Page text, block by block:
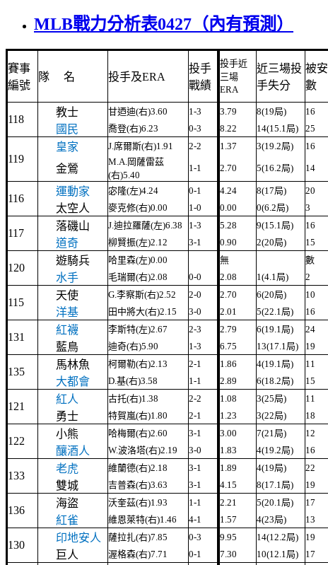
MLB戰力分析表0427（內有預測）
賽事
編號
隊 名 投手及ERA
投手
戰績
投手近
三場
ERA
近三場投
手失分
被安
數
118
教士 甘迺迪(右)3.60 1-3 3.79 8(19局) 16
國民 喬登(右)6.23 0-3 8.22 14(15.1局) 25
119
皇家 J.席爾斯(右)1.91 2-2 1.37 3(19.2局) 16
金鶯
M.A.岡薩雷茲
(右)5.40
1-1 2.70 5(16.2局) 14
116
運動家 宓隆(左)4.24 0-1 4.24 8(17局) 20
太空人 麥克修(右)0.00 1-0 0.00 0(6.2局) 3
117
落磯山 J.迪拉羅薩(左)6.38 1-3 5.28 9(15.1局) 16
道奇 柳賢振(左)2.12 3-1 0.90 2(20局) 15
120
遊騎兵 哈里森(左)0.00 無 數
水手 毛瑞爾(右)2.08 0-0 2.08 1(4.1局) 2
115
天使 G.李察斯(右)2.52 2-0 2.70 6(20局) 10
洋基 田中將大(右)2.15 3-0 2.01 5(22.1局) 16
131
紅襪 李斯特(左)2.67 2-3 2.79 6(19.1局) 24
藍鳥 迪奇(右)5.90 1-3 6.75 13(17.1局) 19
135
馬林魚 柯爾勒(右)2.13 2-1 1.86 4(19.1局) 11
大都會 D.基(右)3.58 1-1 2.89 6(18.2局) 15
121
紅人 古托(右)1.38 2-2 1.08 3(25局) 11
勇士 特賀嵐(右)1.80 2-1 1.23 3(22局) 18
122
小熊 哈梅爾(右)2.60 3-1 3.00 7(21局) 12
釀酒人 W.波洛塔(右)2.19 3-0 1.83 4(19.2局) 16
133
老虎 維蘭德(右)2.18 3-1 1.89 4(19局) 22
雙城 吉普森(右)3.63 3-1 4.15 8(17.1局) 19
136
海盜 沃奎茲(右)1.93 1-1 2.21 5(20.1局) 17
紅雀 維恩萊特(右)1.46 4-1 1.57 4(23局) 13
130
印地安人 薩拉扎(右)7.85 0-3 9.95 14(12.2局) 19
巨人 渥格森(右)7.71 0-1 7.30 10(12.1局) 17